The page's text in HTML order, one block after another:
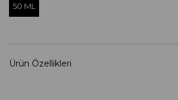
50 ML
Ürün Özellikleri